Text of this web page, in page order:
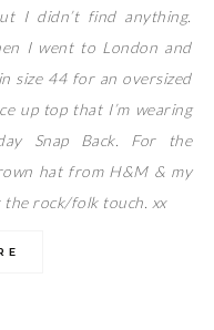
I didn’t find anything.
I went to London and
size 44 for an oversized
up top that I’m wearing
Snap Back. For the
hat from H&M & my
rock/folk touch. xx